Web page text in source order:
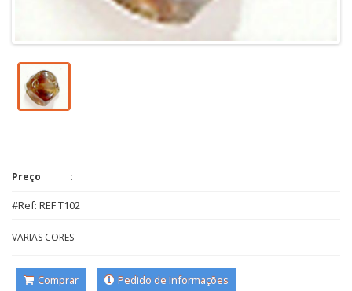
Preço
#Ref: REF T102
VARIAS CORES
Comprar Pedido de Informações